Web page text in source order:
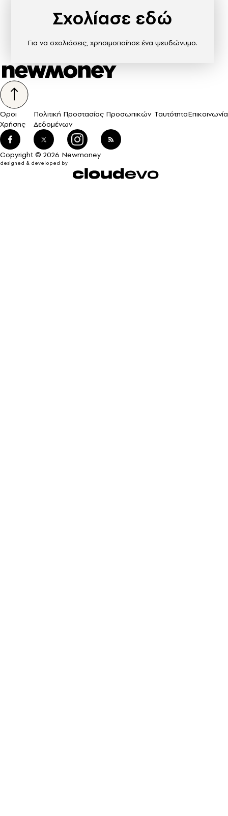
Σχολίασε εδώ
Για να σχολιάσεις, χρησιμοποίησε ένα ψευδώνυμο.
Όροι
Χρήσης
Πολιτική Προστασίας Προσωπικών
Δεδομένων
ΤαυτότηταΕπικοινωνία
Copyright © 2026 Newmoney
designed & developed by